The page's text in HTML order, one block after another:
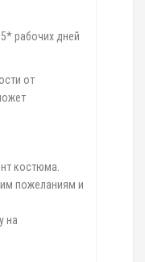
рабочих дней
от
костюма.
пожеланиям и
на